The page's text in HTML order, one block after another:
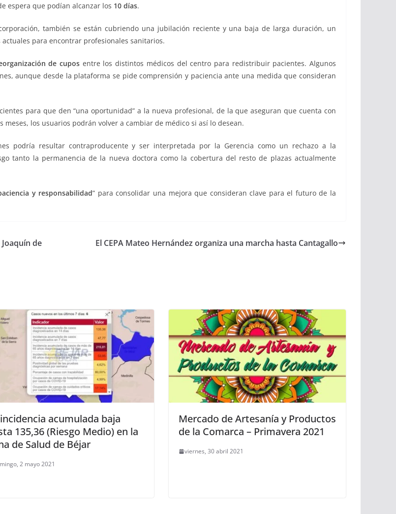
espera que podían alcanzar los 10 días.
también se están cubriendo una jubilación reciente y una baja de larga duración, un
para encontrar profesionales sanitarios.
de cupos entre los distintos médicos del centro para redistribuir pacientes. Algunos
aunque desde la plataforma se pide comprensión y paciencia ante una medida que consideran
para que den “una oportunidad” a la nueva profesional, de la que aseguran que cuenta con
los usuarios podrán volver a cambiar de médico si así lo desean.
podría resultar contraproducente y ser interpretada por la Gerencia como un rechazo a la
tanto la permanencia de la nueva doctora como la cobertura del resto de plazas actualmente
y responsabilidad” para consolidar una mejora que consideran clave para el futuro de la
de
El CEPA Mateo Hernández organiza una marcha hasta Cantagallo
acumulada baja
135,36 (Riesgo Medio) en la
de Salud de Béjar
2 mayo 2021
Mercado de Artesanía y Productos
de la Comarca – Primavera 2021
viernes, 30 abril 2021